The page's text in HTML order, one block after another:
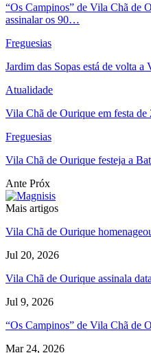
“Os Campinos” de Vila Chã de
assinalar os 90…
Freguesias
Jardim das Sopas está de volta
Atualidade
Vila Chã de Ourique em festa de
Freguesias
Vila Chã de Ourique festeja a
Ante Próx
Mais artigos
Vila Chã de Ourique
Jul 20, 2026
Vila Chã de Ourique assinala
Jul 9, 2026
“Os Campinos” de Vila Chã de
Mar 24, 2026